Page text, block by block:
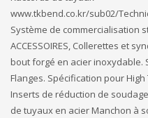
www.tkbend.co.kr/sub02/
Système de commercialisation
ACCESSOIRES, Collerettes et
bout forgé en acier inoxydable.
Flanges. Spécification pour
Inserts de réduction de
de tuyaux en acier Manchon à